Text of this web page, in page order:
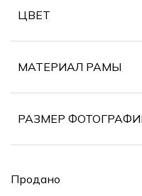
ЦВЕТ
МАТЕРИАЛ РАМЫ
РАЗМЕР
Продано